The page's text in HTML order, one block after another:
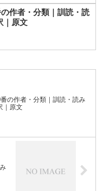
作者・分類｜訓読・読
｜原文
の作者・分類｜訓読・読み
｜原文